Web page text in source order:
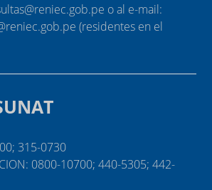
o al e-mail:
(residentes en el
315-0730
0800-10700; 440-5305; 442-